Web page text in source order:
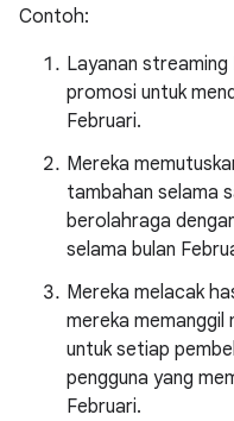
Contoh:
Layanan streaming
promosi untuk
Februari.
Mereka
tambahan selama
berolahraga
selama bulan
Mereka melacak
mereka memanggil
untuk setiap
pengguna yang
Februari.